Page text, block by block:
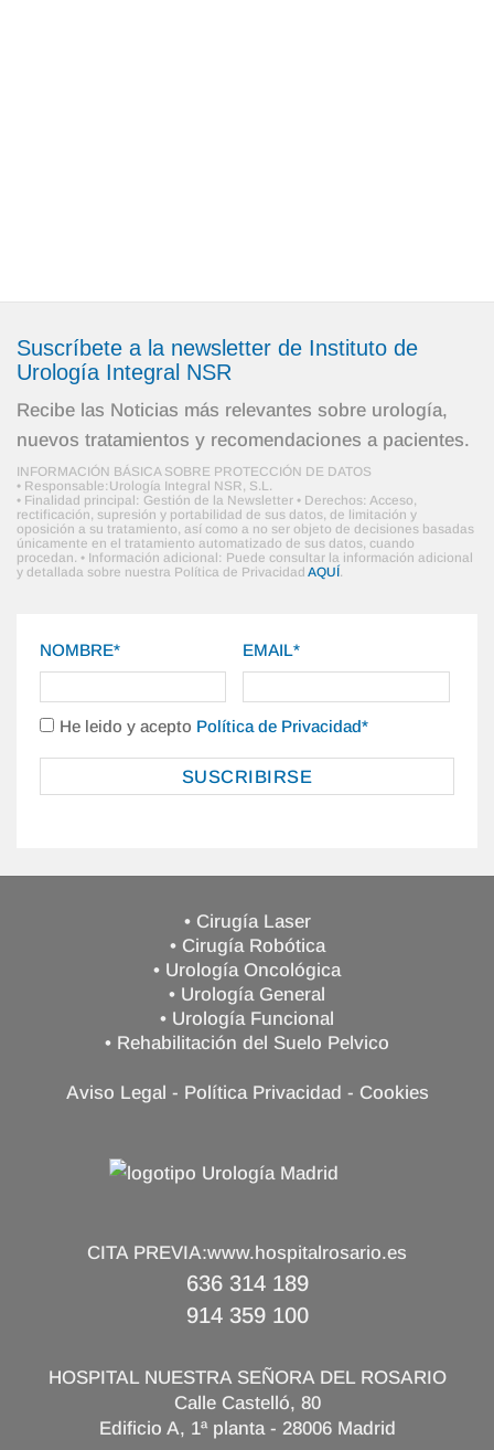
Suscríbete a la newsletter de Instituto de
Urología Integral NSR
Recibe las Noticias más relevantes sobre urología,
nuevos tratamientos y recomendaciones a pacientes.
INFORMACIÓN BÁSICA SOBRE PROTECCIÓN DE DATOS
• Responsable:Urología Integral NSR, S.L.
• Finalidad principal: Gestión de la Newsletter • Derechos: Acceso,
rectificación, supresión y portabilidad de sus datos, de limitación y
oposición a su tratamiento, así como a no ser objeto de decisiones basadas
únicamente en el tratamiento automatizado de sus datos, cuando
procedan. • Información adicional: Puede consultar la información adicional
y detallada sobre nuestra Política de Privacidad AQUÍ.
NOMBRE* EMAIL*
He leido y acepto Política de Privacidad*
• Cirugía Laser
• Cirugía Robótica
• Urología Oncológica
• Urología General
• Urología Funcional
• Rehabilitación del Suelo Pelvico
Aviso Legal - Política Privacidad - Cookies
CITA PREVIA:www.hospitalrosario.es
636 314 189
914 359 100
HOSPITAL NUESTRA SEÑORA DEL ROSARIO
Calle Castelló, 80
Edificio A, 1ª planta - 28006 Madrid